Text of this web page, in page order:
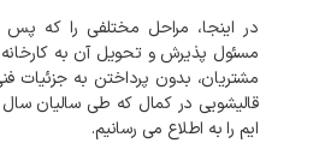
در اینجا، مراحل مختلفی را که پس
مسئول پذیرش و تحویل آن به
مشتریان، بدون پرداختن به جزئیات
قالیشویی در کمال که طی سالیان
ایم را به اطلاع می رسانیم.